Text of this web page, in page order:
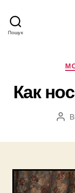
Пошук
Как